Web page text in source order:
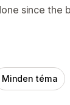
since the
Minden téma